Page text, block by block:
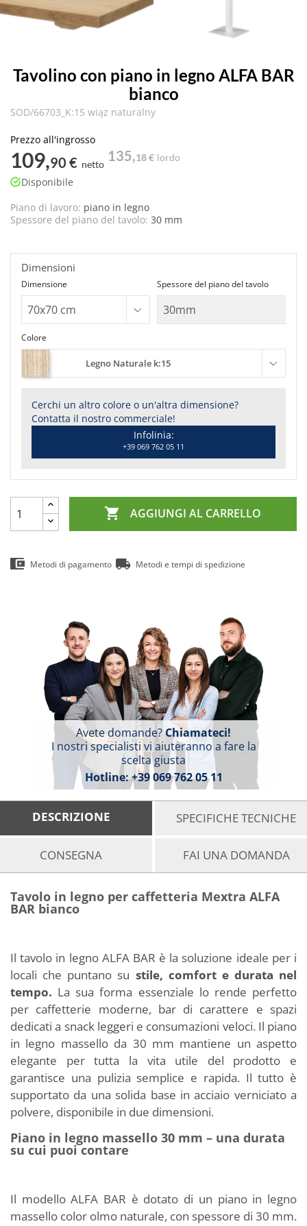
Tavolino con piano in legno ALFA BAR
bianco
SOD/66703_K:15 wiąz naturalny
Prezzo all'ingrosso
109,90 € netto
135,18 € lordo
Disponibile
Piano di lavoro: piano in legno
Spessore del piano del tavolo: 30 mm
Colore
Legno Naturale k:15
Cerchi un altro colore o un'altra dimensione?
Contatta il nostro commerciale!
Infolinia:
+39 069 762 05 11
Dimensione Spessore del piano del tavolo
Dimensioni
 AGGIUNGI AL CARRELLO
Metodi di pagamento Metodi e tempi di spedizione
Avete domande?Chiamateci!
I nostri specialisti vi aiuteranno a fare la
scelta giusta
Hotline:+39 069 762 05 11
DESCRIZIONE SPECIFICHE TECNICHE
CONSEGNA FAI UNA DOMANDA
Tavolo in legno per caffetteria Mextra ALFA
BAR bianco
Il tavolo in legno ALFA BAR è la soluzione ideale per i
locali che puntano su stile, comfort e durata nel
tempo. La sua forma essenziale lo rende perfetto
per caffetterie moderne, bar di carattere e spazi
dedicati a snack leggeri e consumazioni veloci. Il piano
in legno massello da 30 mm mantiene un aspetto
elegante per tutta la vita utile del prodotto e
garantisce una pulizia semplice e rapida. Il tutto è
supportato da una solida base in acciaio verniciato a
polvere, disponibile in due dimensioni.
Piano in legno massello 30 mm – una durata
su cui puoi contare
Il modello ALFA BAR è dotato di un piano in legno
massello color olmo naturale, con spessore di 30 mm.